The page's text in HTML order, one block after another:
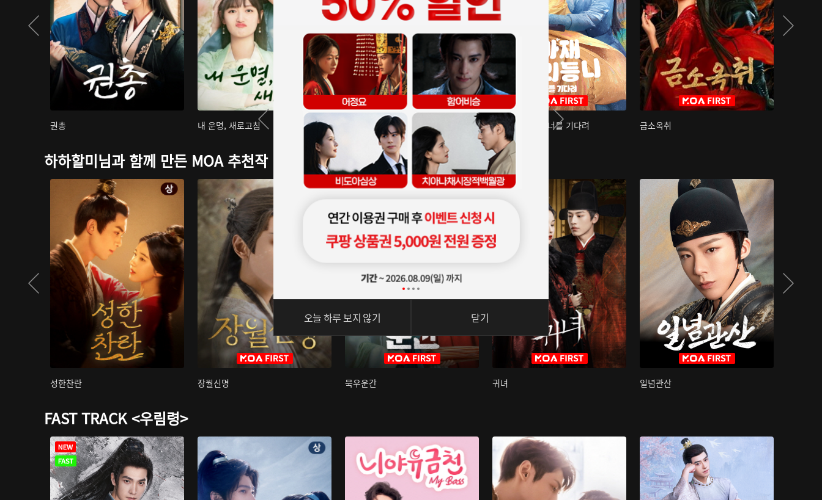
권총 내 운명, 새로고침 아재저리등니 : 너를 기다려 금소옥취
하하할미님과 함께 만든 MOA 추천작
성한찬란 장월신명 묵우운간 귀녀 일념관산
FAST TRACK <우림령>
오늘 하루 보지 않기 닫기